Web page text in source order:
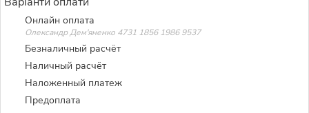
Онлайн оплата
Олександр Дем'яненко 4731 1856 1986 9537
Безналичный расчёт
Наличный расчёт
Наложенный платеж
Предоплата